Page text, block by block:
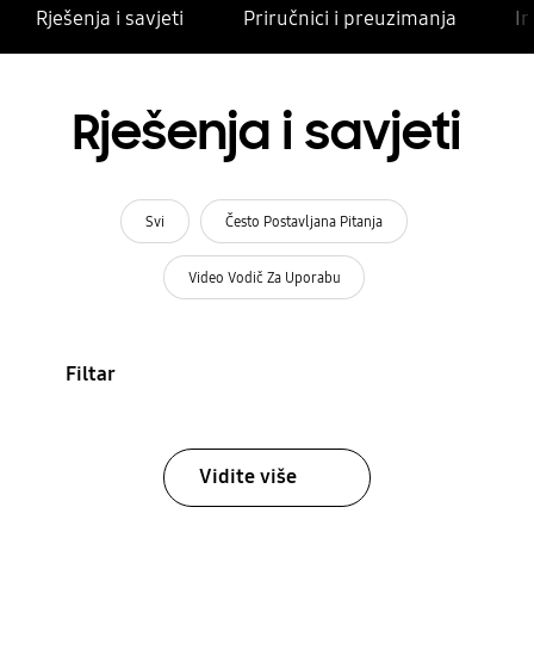
Rješenja i savjeti Priručnici i preuzimanja
Rješenja i savjeti
Svi Često Postavljana Pitanja
Video Vodič Za Uporabu
Filtar
Vidite više